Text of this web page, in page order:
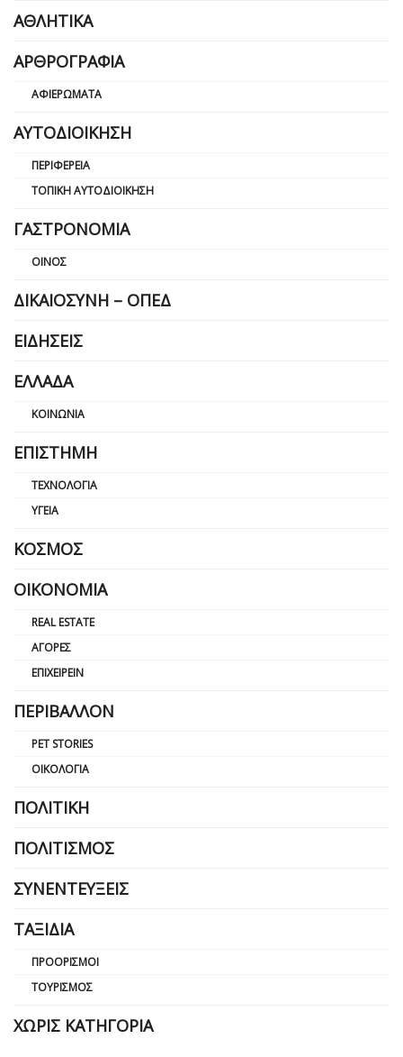
ΑΘΛΗΤΙΚΆ
ΑΡΘΡΟΓΡΑΦΊΑ
ΑΦΙΕΡΏΜΑΤΑ
ΑΥΤΟΔΙΟΊΚΗΣΗ
ΠΕΡΙΦΈΡΕΙΑ
ΤΟΠΙΚΉ ΑΥΤΟΔΙΟΊΚΗΣΗ
ΓΑΣΤΡΟΝΟΜΊΑ
ΟΊΝΟΣ
ΔΙΚΑΙΟΣΎΝΗ – ΟΠΕΔ
ΕΙΔΉΣΕΙΣ
ΕΛΛΆΔΑ
ΚΟΙΝΩΝΊΑ
ΕΠΙΣΤΉΜΗ
ΤΕΧΝΟΛΟΓΊΑ
ΥΓΕΊΑ
ΚΌΣΜΟΣ
ΟΙΚΟΝΟΜΊΑ
REAL ESTATE
ΑΓΟΡΈΣ
ΕΠΙΧΕΙΡΕΊΝ
ΠΕΡΙΒΆΛΛΟΝ
PET STORIES
ΟΙΚΟΛΟΓΊΑ
ΠΟΛΙΤΙΚΉ
ΠΟΛΙΤΙΣΜΌΣ
ΣΥΝΕΝΤΕΎΞΕΙΣ
ΤΑΞΊΔΙΑ
ΠΡΟΟΡΙΣΜΟΊ
ΤΟΥΡΙΣΜΌΣ
ΧΩΡΊΣ ΚΑΤΗΓΟΡΊΑ